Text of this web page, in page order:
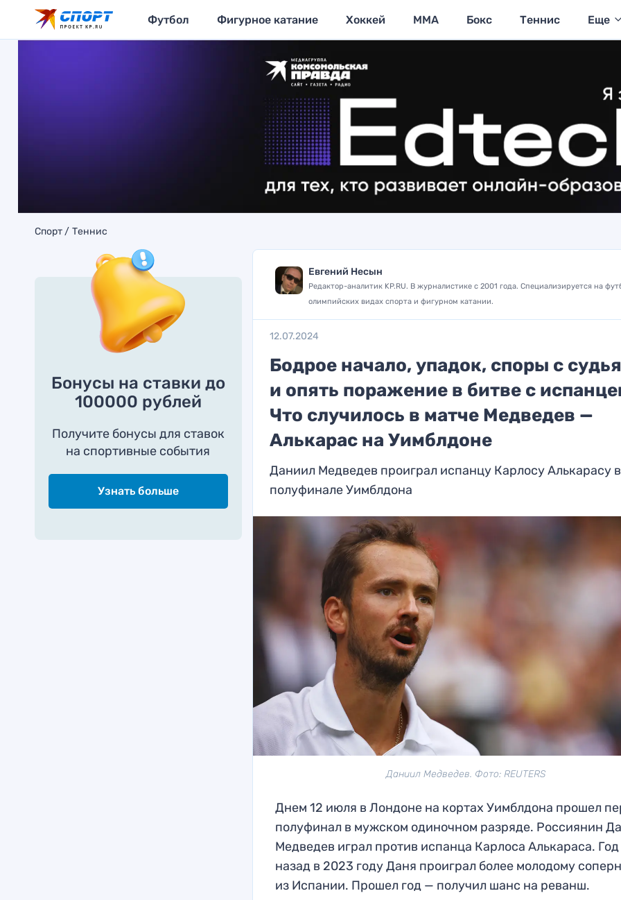
Футбол Фигурное катание Хоккей MMA Бокс Теннис Еще
Спорт Теннис
Бонусы на ставки до
100000 рублей
Получите бонусы для ставок
на спортивные события
Узнать больше
Евгений Несын
Редактор-аналитик KP.RU. В журналистике с 2001 года. Специализируется на
олимпийских видах спорта и фигурном катании.
12.07.2024
Бодрое начало, упадок, споры с
и опять поражение в битве с
Что случилось в матче Медведев —
Алькарас на Уимблдоне
Даниил Медведев проиграл испанцу Карлосу Алькарасу в
полуфинале Уимблдона
Даниил Медведев. Фото: REUTERS
Днем 12 июля в Лондоне на кортах Уимблдона прошел
полуфинал в мужском одиночном разряде. Россиянин
Медведев играл против испанца Карлоса Алькараса. Год
назад в 2023 году Даня проиграл более молодому
из Испании. Прошел год — получил шанс на реванш.